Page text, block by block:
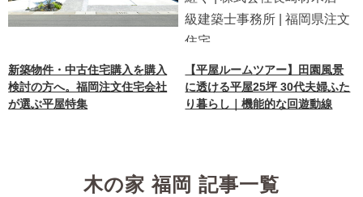
新築物件・中古住宅購入を購入
検討の方へ。福岡注文住宅会社
が選ぶ平屋特集
【平屋ルームツアー】田園風景
に透ける平屋25坪 30代夫婦ふた
り暮らし｜機能的な回遊動線
木の家 福岡 記事一覧